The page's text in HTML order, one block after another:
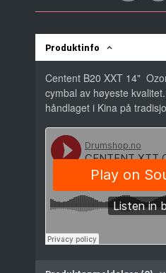
Produktinfo
Centent B20 XXT 14"
cymbal av høyeste
håndlaget i Kina på